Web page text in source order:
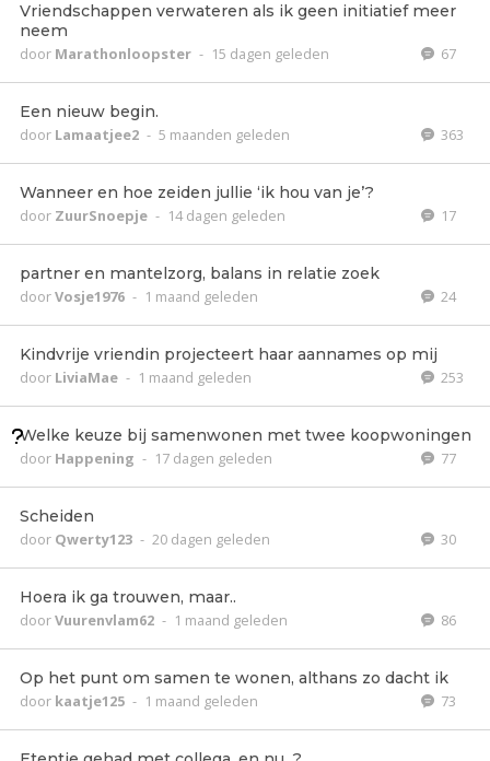
Vriendschappen verwateren als ik geen initiatief meer
neem
door Marathonloopster - 15 dagen geleden 67
Een nieuw begin.
door Lamaatjee2 - 5 maanden geleden 363
Wanneer en hoe zeiden jullie ‘ik hou van je’?
door ZuurSnoepje - 14 dagen geleden 17
partner en mantelzorg, balans in relatie zoek
doorVosje1976 - 1 maand geleden 24
Kindvrije vriendin projecteert haar aannames op mij
door LiviaMae - 1 maand geleden 253
Welke keuze bij samenwonen met twee koopwoningen
door Happening - 17 dagen geleden 77
Scheiden
door Qwerty123 - 20 dagen geleden 30
Hoera ik ga trouwen, maar..
doorVuurenvlam62 - 1 maand geleden 86
Op het punt om samen te wonen, althans zo dacht ik
door kaatje125 - 1 maand geleden 73